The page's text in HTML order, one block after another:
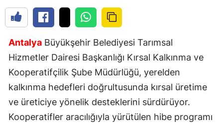
Antalya Büyükşehir Belediyesi Tarımsal
Hizmetler Dairesi Başkanlığı Kırsal Kalkınma ve
Kooperatifçilik Şube Müdürlüğü, yerelden
kalkınma hedefleri doğrultusunda kırsal üretime
ve üreticiye yönelik desteklerini sürdürüyor.
Kooperatifler aracılığıyla yürütülen hibe programı